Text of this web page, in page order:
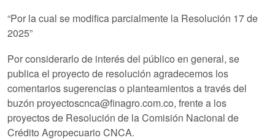
“Por la cual se modifica parcialmente la Resolución 17 de
2025”
Por considerarlo de interés del público en general, se
publica el proyecto de resolución agradecemos los
comentarios sugerencias o planteamientos a través del
buzón proyectoscnca@finagro.com.co, frente a los
proyectos de Resolución de la Comisión Nacional de
Crédito Agropecuario CNCA.